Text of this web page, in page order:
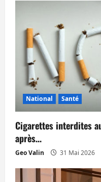
National Santé
Cigarettes interdites
après…
Geo Valin 31 Mai 2026